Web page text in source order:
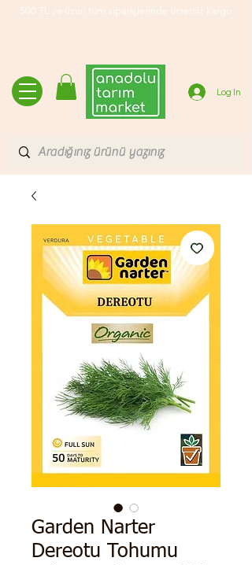
500 TL ve üzeri tüm siparişlerinde ücretsiz kargo
Log In
Garden Narter
Dereotu Tohumu